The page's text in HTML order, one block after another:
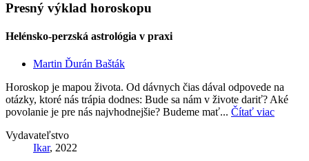
Presný výklad horoskopu
Helénsko-perzská astrológia v praxi
Martin Ďurán Bašták
Horoskop je mapou života. Od dávnych čias dával odpovede na
otázky, ktoré nás trápia dodnes: Bude sa nám v živote dariť? Aké
povolanie je pre nás najvhodnejšie? Budeme mať... Čítať viac
Vydavateľstvo
Ikar, 2022